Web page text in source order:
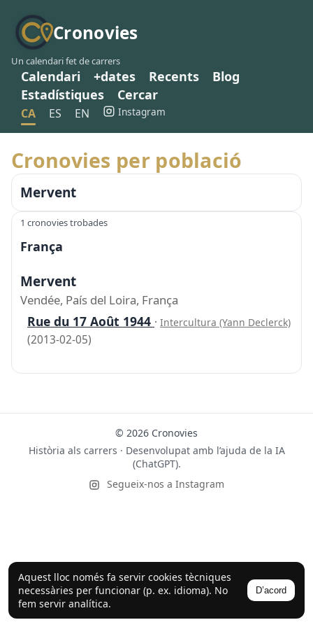
Cronovies
Un calendari fet de carrers
Calendari +dates Recents
Blog
Estadístiques
Cercar
CA ES EN Instagram
Aquest lloc només fa servir cookies tècniques
necessàries per funcionar (p. ex. idioma). No
fem servir analítica.
D’acord
Cronovies per població
Mervent
1 cronovies trobades
França
Mervent
Vendée, País del Loira, França
Rue du 17 Août 1944 · Intercultura (Yann Declerck)
(2013-02-05)
© 2026 Cronovies
Història als carrers · Desenvolupat amb l’ajuda de la IA
(ChatGPT).
Segueix-nos a Instagram